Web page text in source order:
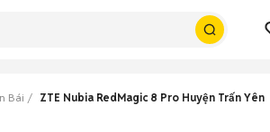
Bái ZTE Nubia RedMagic 8 Pro Huyện Trấn Yên